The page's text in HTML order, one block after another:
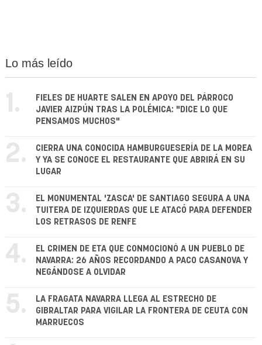
Lo más leído
1.
FIELES DE HUARTE SALEN EN APOYO DEL PÁRROCO
JAVIER AIZPÚN TRAS LA POLÉMICA: "DICE LO QUE
PENSAMOS MUCHOS"
2.
CIERRA UNA CONOCIDA HAMBURGUESERÍA DE LA MOREA
Y YA SE CONOCE EL RESTAURANTE QUE ABRIRÁ EN SU
LUGAR
3.
EL MONUMENTAL 'ZASCA' DE SANTIAGO SEGURA A UNA
TUITERA DE IZQUIERDAS QUE LE ATACÓ PARA DEFENDER
LOS RETRASOS DE RENFE
4.
EL CRIMEN DE ETA QUE CONMOCIONÓ A UN PUEBLO DE
NAVARRA: 26 AÑOS RECORDANDO A PACO CASANOVA Y
NEGÁNDOSE A OLVIDAR
5.
LA FRAGATA NAVARRA LLEGA AL ESTRECHO DE
GIBRALTAR PARA VIGILAR LA FRONTERA DE CEUTA CON
MARRUECOS